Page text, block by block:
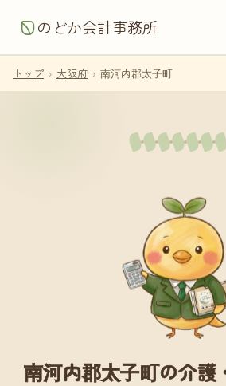
のどか会計事務所
トップ › 大阪府 › 南河内郡太子町
南河内郡太子町の介護